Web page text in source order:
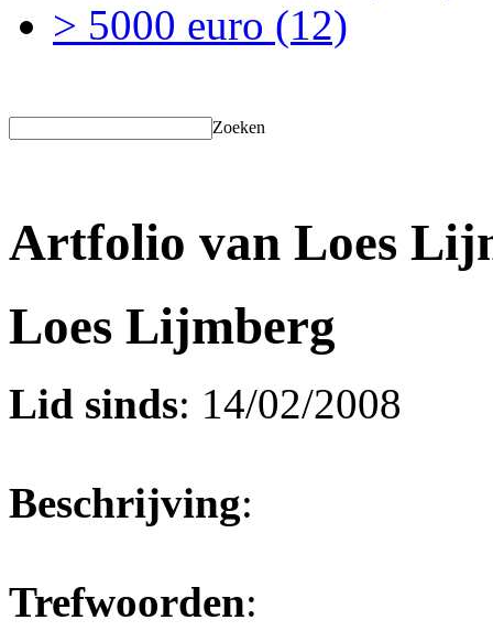
> 5000 euro (12)
Zoeken
Artfolio van Loes
Loes Lijmberg
Lid sinds: 14/02/2008
Beschrijving:
Trefwoorden: